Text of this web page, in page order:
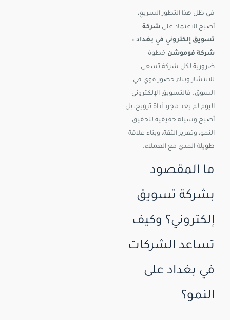
في ظل هذا التطور السريع،
أصبح الاعتماد على شركة
تسويق إلكتروني في بغداد –
شركة فوموشن خطوة
ضرورية لكل شركة تسعى
للانتشار وبناء حضور قوي في
السوق. فالتسويق الإلكتروني
اليوم لم يعد مجرد أداة ترويج، بل
أصبح وسيلة حقيقية لتحقيق
النمو، وتعزيز الثقة، وبناء علاقة
طويلة المدى مع العملاء.
ما المقصود
بشركة تسويق
إلكتروني؟ وكيف
تساعد الشركات
في بغداد على
النمو؟